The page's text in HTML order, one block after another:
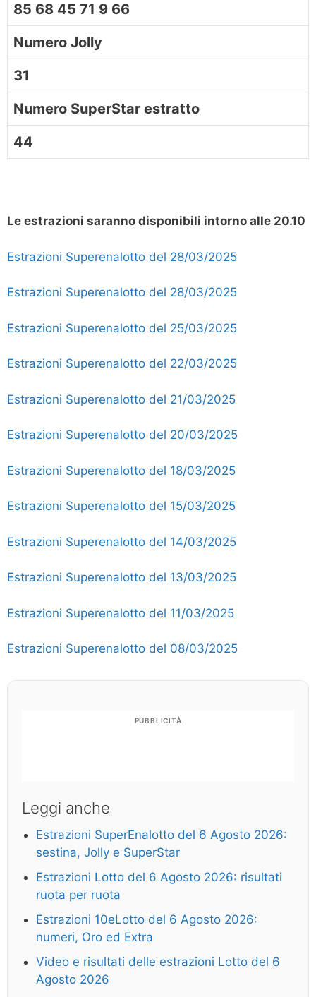
85 68 45 71 9 66
Numero Jolly
31
Numero SuperStar estratto
44
Le estrazioni saranno disponibili intorno alle 20.10
Estrazioni Superenalotto del 28/03/2025
Estrazioni Superenalotto del 28/03/2025
Estrazioni Superenalotto del 25/03/2025
Estrazioni Superenalotto del 22/03/2025
Estrazioni Superenalotto del 21/03/2025
Estrazioni Superenalotto del 20/03/2025
Estrazioni Superenalotto del 18/03/2025
Estrazioni Superenalotto del 15/03/2025
Estrazioni Superenalotto del 14/03/2025
Estrazioni Superenalotto del 13/03/2025
Estrazioni Superenalotto del 11/03/2025
Estrazioni Superenalotto del 08/03/2025
PUBBLICITÀ
Leggi anche
Estrazioni SuperEnalotto del 6 Agosto 2026:
sestina, Jolly e SuperStar
Estrazioni Lotto del 6 Agosto 2026: risultati
ruota per ruota
Estrazioni 10eLotto del 6 Agosto 2026:
numeri, Oro ed Extra
Video e risultati delle estrazioni Lotto del 6
Agosto 2026